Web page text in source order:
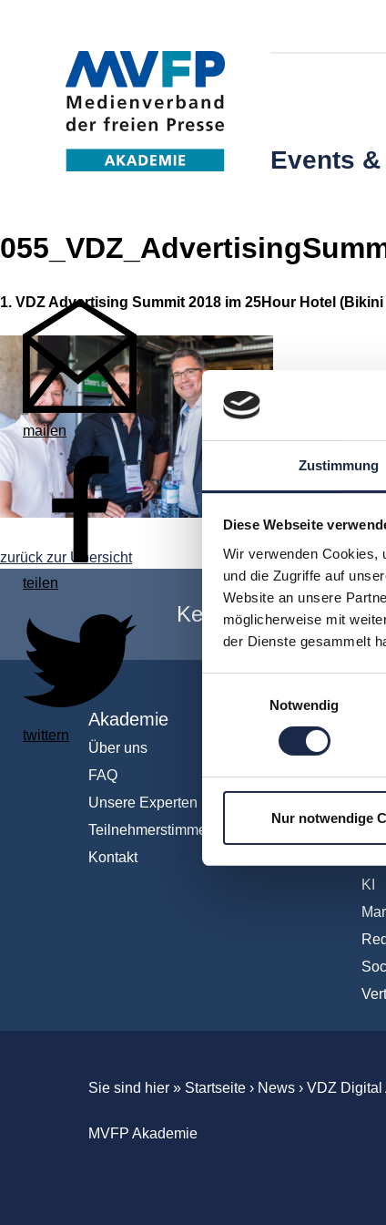
Zustimmung
Diese Webseite
Wir verwenden Cookies,
und die Zugriffe auf
Website an unsere
möglicherweise mit
der Dienste gesammelt
Notwendig
Nur notwendige
Events
mailen
teilen
twittern
1. VDZ Advertising Summit 2018 im 25Hour Hotel
zurück zur Übersicht
Keine Veranstaltung
Akademie
Über uns
FAQ
Unsere Experten
Teilnehmerstimmen
Kontakt
KI
Sie sind hier » Startseite › News › VDZ Digital
MVFP Akademie